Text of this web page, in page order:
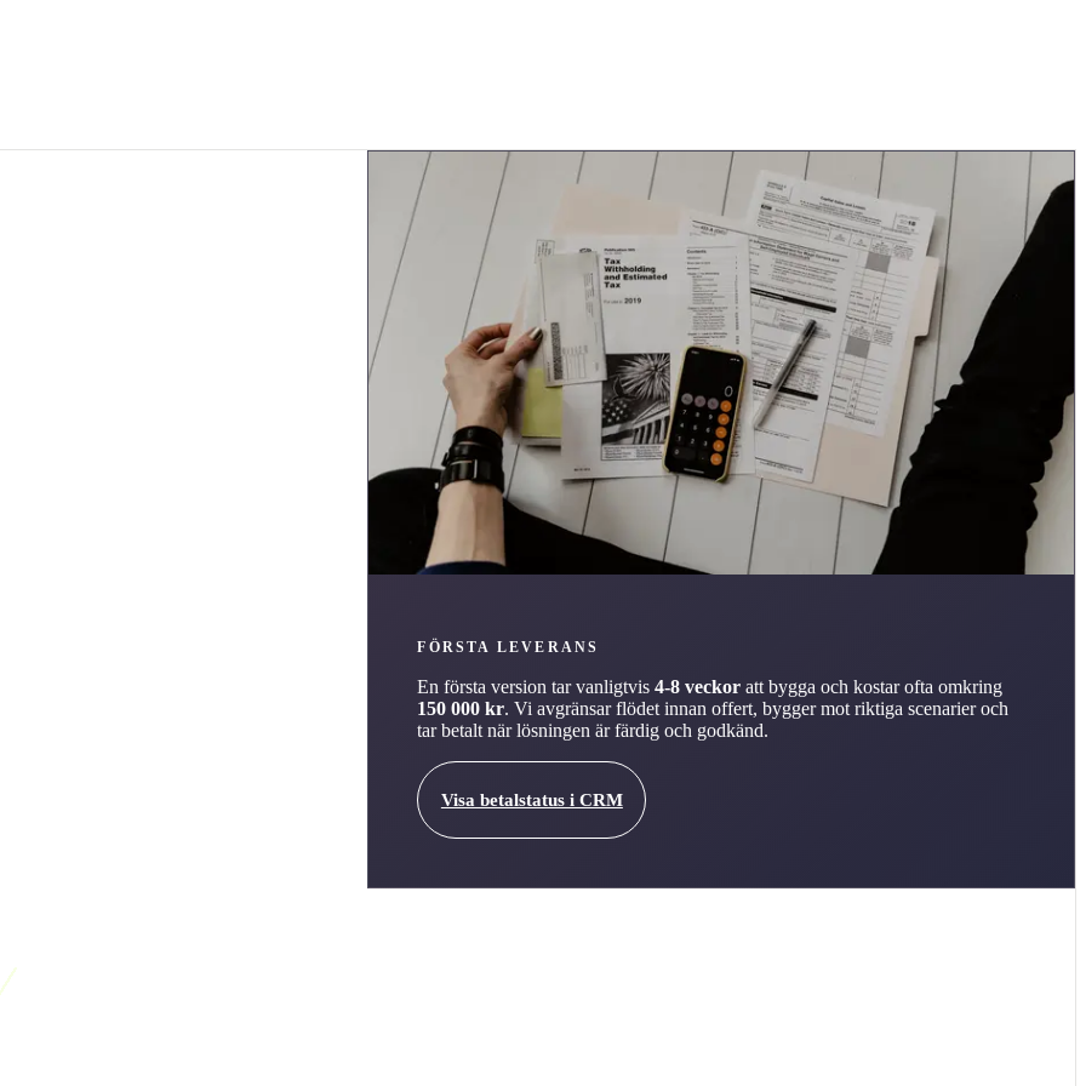
FÖRSTA LEVERANS
En första version tar vanligtvis4-8 veckor att bygga och kostar ofta omkring
150 000 kr. Vi avgränsar flödet innan offert, bygger mot riktiga scenarier och
tar betalt när lösningen är färdig och godkänd.
Visa betalstatus i CRM
rätt?